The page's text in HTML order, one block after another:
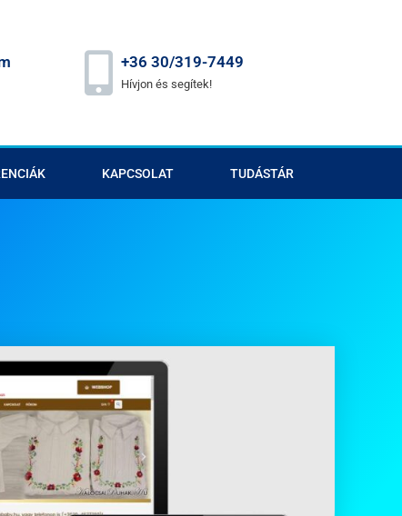
+36 30/319-7449
Hívjon és segítek!
KAPCSOLAT TUDÁSTÁR